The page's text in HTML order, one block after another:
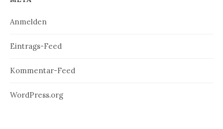
Anmelden
Eintrags-Feed
Kommentar-Feed
WordPress.org